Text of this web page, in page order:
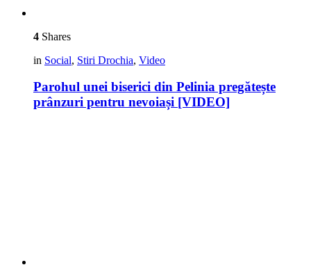
4 Shares
in Social, Stiri Drochia, Video
Parohul unei biserici din Pelinia pregătește
prânzuri pentru nevoiași [VIDEO]